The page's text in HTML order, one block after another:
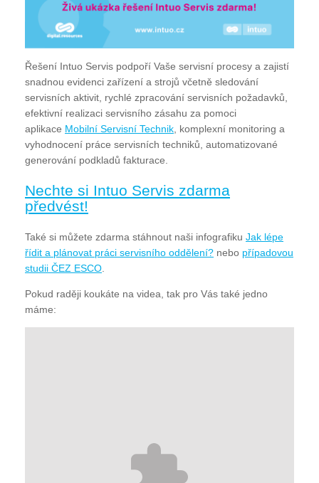
Řešení Intuo Servis podpoří Vaše servisní procesy a zajistí
snadnou evidenci zařízení a strojů včetně sledování
servisních aktivit, rychlé zpracování servisních požadavků,
efektivní realizaci servisního zásahu za pomoci
aplikace Mobilní Servisní Technik , komplexní monitoring a
vyhodnocení práce servisních techniků, automatizované
generování podkladů fakturace.
Nechte si Intuo Servis zdarma
předvést!
Také si můžete zdarma stáhnout naši infografiku Jak lépe
řídit a plánovat práci servisního oddělení? nebo případovou
studii ČEZ ESCO
Pokud raději koukáte na videa, tak pro Vás také jedno
máme: